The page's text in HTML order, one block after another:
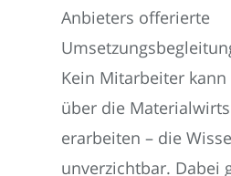
Anbieters offerierte
Kein Mitarbeiter
über die
erarbeiten – die
unverzichtbar. Dabei